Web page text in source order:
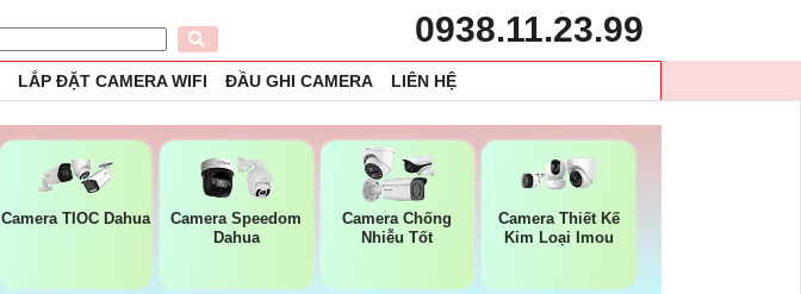
0938.11.23.99
LẮP ĐẶT CAMERA WIFI ĐẦU GHI CAMERA LIÊN HỆ
Camera TIOC Dahua
Camera Speedom
Dahua
Camera Chống
Nhiễu Tốt
Camera Thiết Kế
Kim Loại Imou